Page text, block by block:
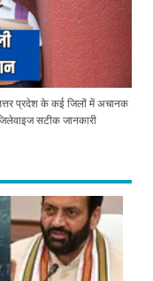
प्रदेश के कई जिलों में अचानक
सटीक जानकारी